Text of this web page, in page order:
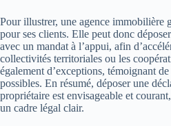
Pour illustrer, une agence immobilière
pour ses clients. Elle peut donc
avec un mandat à l’appui, afin
collectivités territoriales ou les
également d’exceptions, témoignant
possibles. En résumé, déposer une
propriétaire est envisageable et
un cadre légal clair.